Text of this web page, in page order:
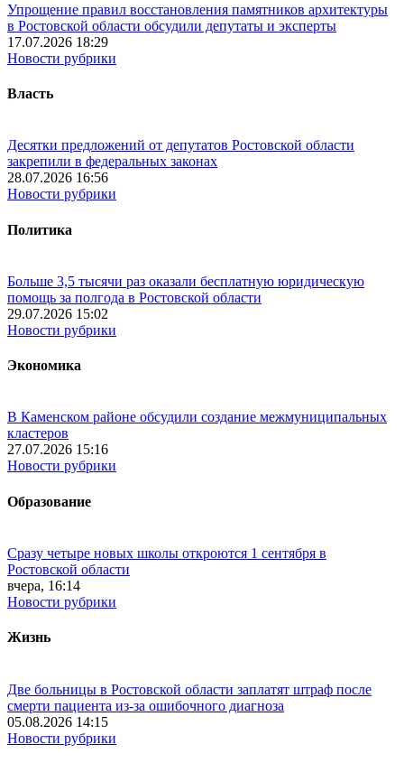
Упрощение правил восстановления памятников архитектуры
в Ростовской области обсудили депутаты и эксперты
17.07.2026 18:29
Новости рубрики
Власть
Десятки предложений от депутатов Ростовской области
закрепили в федеральных законах
28.07.2026 16:56
Новости рубрики
Политика
Больше 3,5 тысячи раз оказали бесплатную юридическую
помощь за полгода в Ростовской области
29.07.2026 15:02
Новости рубрики
Экономика
В Каменском районе обсудили создание межмуниципальных
кластеров
27.07.2026 15:16
Новости рубрики
Образование
Сразу четыре новых школы откроются 1 сентября в
Ростовской области
вчера, 16:14
Новости рубрики
Жизнь
Две больницы в Ростовской области заплатят штраф после
смерти пациента из-за ошибочного диагноза
05.08.2026 14:15
Новости рубрики